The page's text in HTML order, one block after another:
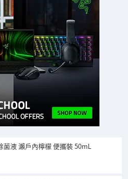
菌液 瀨戶內檸檬 便攜裝 50mL